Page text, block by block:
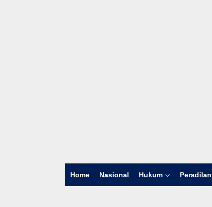
Home Nasional Hukum Peradilan